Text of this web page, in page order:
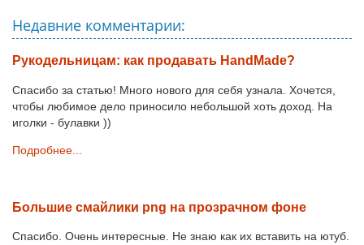
Недавние комментарии:
Рукодельницам: как продавать HandMade?
Спасибо за статью! Много нового для себя узнала. Хочется,
чтобы любимое дело приносило небольшой хоть доход. На
иголки - булавки ))
Подробнее...
Большие смайлики png на прозрачном фоне
Спасибо. Очень интересные. Не знаю как их вставить на ютуб.